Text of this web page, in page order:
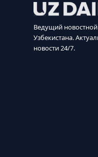
Ведущий
Узбекистана.
новости 24/7.